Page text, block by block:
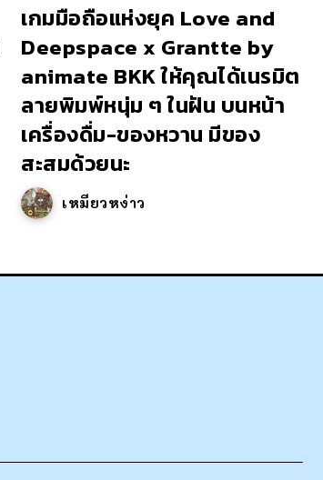
เกมมือถือแห่งยุค Love and
Deepspace x Grantte by
animate BKK ให้คุณได้เนรมิต
ลายพิมพ์หนุ่ม ๆ ในฝัน บนหน้า
เครื่องดื่ม-ของหวาน มีของ
สะสมด้วยนะ
เหมียวหง่าว